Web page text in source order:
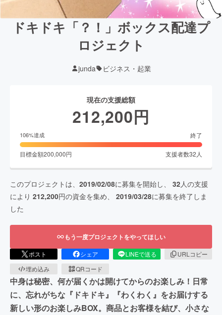
ドキドキ「？！」ボックス配達プ
ロジェクト
junda ビジネス・起業
現在の支援総額
212,200円
106%達成 終了
目標金額200,000円 支援者数32 人
このプロジェクトは、 2019/02/08に募集を開始し、 32人の支援
により 212,200円の資金を集め、 2019/03/28に募集を終了しま
した
もう一度プロジェクトをやってほしい
ポスト シェア LINEで送る
URLコピー
埋め込み
QRコード
中身は秘密、何が届くかは開けてからのお楽しみ！日常
に、忘れがちな『ドキドキ』『わくわく』をお届けする
新しい形のお楽しみBOX。商品とお客様を結び、小さな